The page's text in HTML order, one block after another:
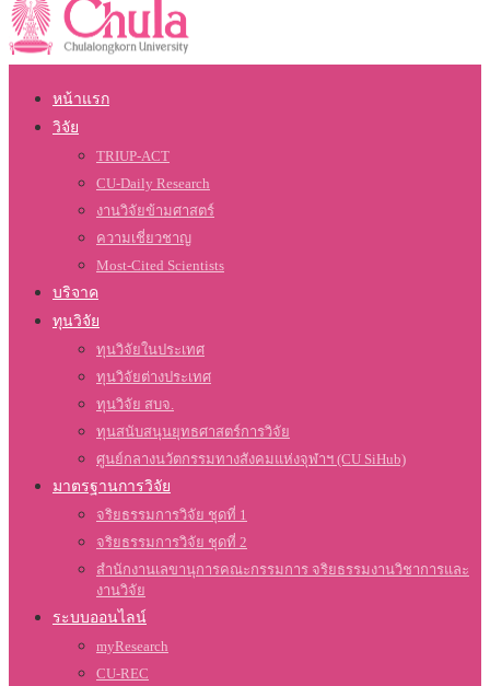
หน้าแรก
วิจัย
TRIUP-ACT
CU-Daily Research
งานวิจัยข้ามศาสตร์
ความเชี่ยวชาญ
Most-Cited Scientists
บริจาค
ทุนวิจัย
ทุนวิจัยในประเทศ
ทุนวิจัยต่างประเทศ
ทุนวิจัย สบจ.
ทุนสนับสนุนยุทธศาสตร์การวิจัย
ศูนย์กลางนวัตกรรมทางสังคมแห่งจุฬาฯ (CU SiHub)
มาตรฐานการวิจัย
จริยธรรมการวิจัย ชุดที่ 1
จริยธรรมการวิจัย ชุดที่ 2
สำนักงานเลขานุการคณะกรรมการ จริยธรรมงานวิชาการและ
งานวิจัย
ระบบออนไลน์
myResearch
CU-REC